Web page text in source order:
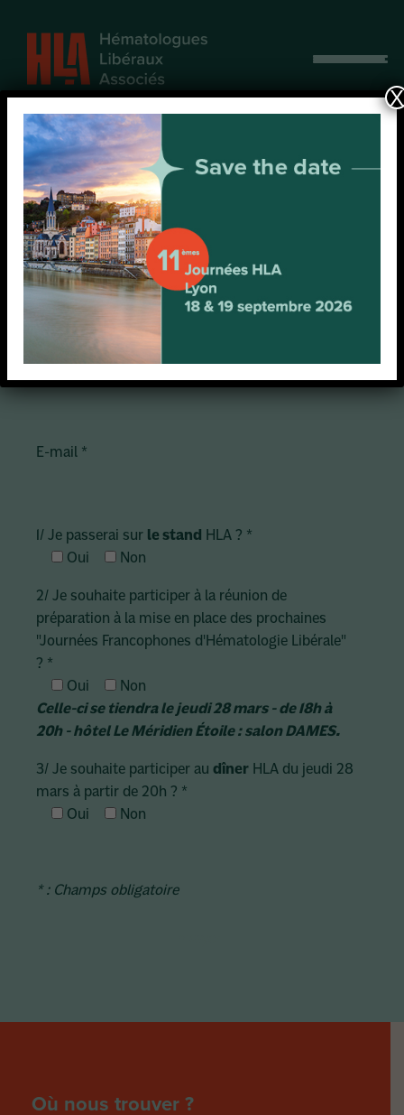
menu
Questionnaire SFH
2024
Prénom*
Nom*
E-mail *
1/ Je passerai sur le stand HLA ? *
Oui
Non
2/ Je souhaite participer à la réunion de
préparation à la mise en place des prochaines
"Journées Francophones d'Hématologie Libérale"
? *
Oui
Non
Celle-ci se tiendra le jeudi 28 mars - de 18h à
20h - hôtel Le Méridien Étoile : salon DAMES.
3/ Je souhaite participer au dîner HLA du jeudi 28
mars à partir de 20h ? *
Oui
Non
* : Champs obligatoire
Où nous trouver ?
X